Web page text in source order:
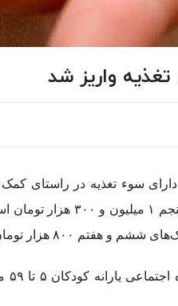
تغذیه واریز شد
دارای سوء تغذیه در راستای
دارای سوء تغذیه در
۸۰۰ هزار تومان است.